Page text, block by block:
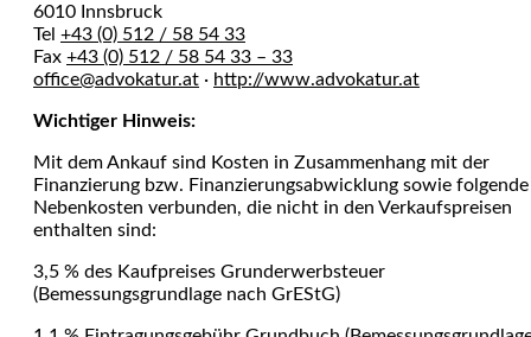
6010 Innsbruck
Tel +43 (0) 512 / 58 54 33
Fax +43 (0) 512 / 58 54 33 – 33
office@advokatur.at · http://www.advokatur.at
Wichtiger Hinweis:
Mit dem Ankauf sind Kosten in Zusammenhang mit der
Finanzierung bzw. Finanzierungsabwicklung sowie folgende
Nebenkosten verbunden, die nicht in den Verkaufspreisen
enthalten sind:
3,5 % des Kaufpreises Grunderwerbsteuer
(Bemessungsgrundlage nach GrEStG)